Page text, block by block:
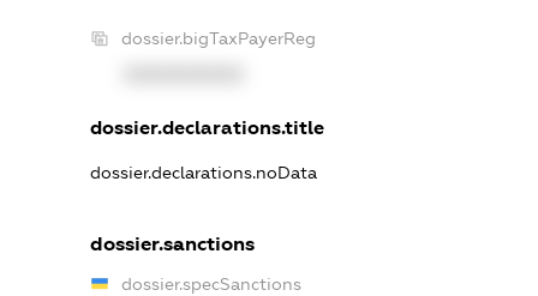
dossier.bigTaxPayerReg
dossier.declarations.title
dossier.declarations.noData
dossier.sanctions
dossier.specSanctions